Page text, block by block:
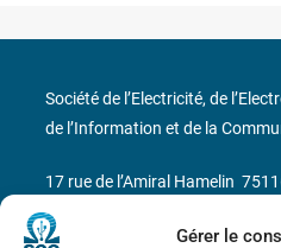
Gérer le
Société de l’Electricité, de
de l’Information et de la
17 rue de l’Amiral Hamelin
Métro : « Boissière » Ligne 6 et «